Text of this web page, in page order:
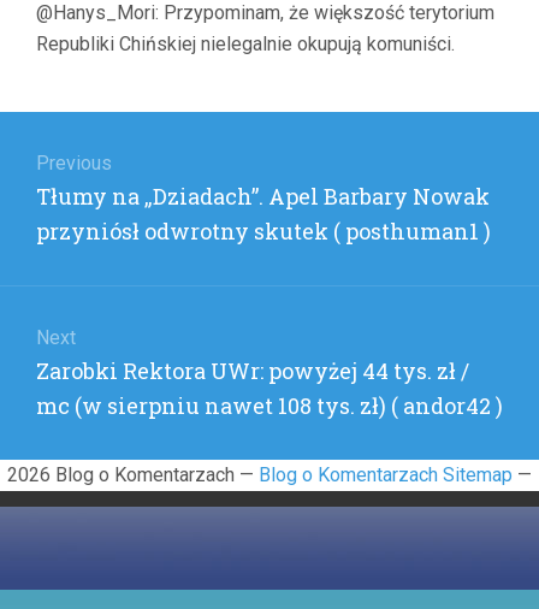
@Hanys_Mori: Przypominam, że większość terytorium
Republiki Chińskiej nielegalnie okupują komuniści.
wpisu
Previous
Previous
post:
Tłumy na „Dziadach”. Apel Barbary Nowak
przyniósł odwrotny skutek ( posthuman1 )
Next
Next
post:
Zarobki Rektora UWr: powyżej 44 tys. zł /
mc (w sierpniu nawet 108 tys. zł) ( andor42 )
2026 Blog o Komentarzach — Blog o Komentarzach Sitemap —